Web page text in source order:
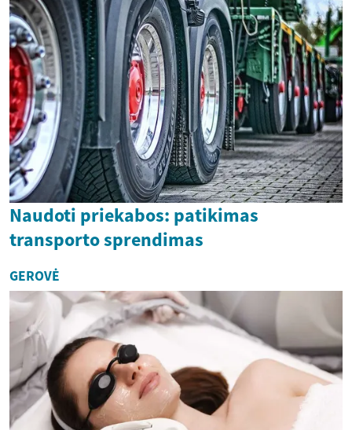
Naudoti priekabos: patikimas
transporto sprendimas
GEROVĖ